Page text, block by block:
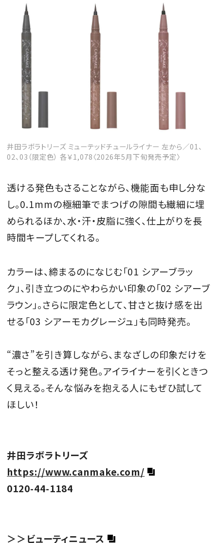
FOLLOW US
MAGAZINE
SPUR 2026 JULY
2026年9月号
井田ラボラトリーズ ミューテッドチュールライナー 左から／01、
02、03（限定色） 各￥1,078〈2026年5月下旬発売予定〉
透ける発色もさることながら、機能面も申し分な
し。0.1mmの極細筆でまつげの隙間も繊細に埋
められるほか、水・汗・皮脂に強く、仕上がりを長
時間キープしてくれる。
カラーは、締まるのになじむ「01 シアーブラッ
ク」、引き立つのにやわらかい印象の「02 シアーブ
ラウン」。さらに限定色として、甘さと抜け感を出
せる「03 シアーモカグレージュ」も同時発売。
“濃さ”を引き算しながら、まなざしの印象だけを
そっと整える透け発色。アイライナーを引くときつ
く見える。そんな悩みを抱える人にもぜひ試して
ほしい！
井田ラボラトリーズ
https://www.canmake.com/
0120-44-1184
＞＞ビューティニュース